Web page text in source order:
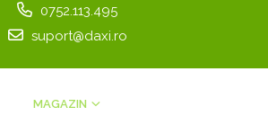
0752.113.495
suport@daxi.ro
MAGAZIN